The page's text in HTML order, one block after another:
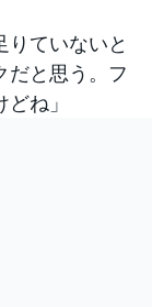
りていないと
だと思う。フ
ね」